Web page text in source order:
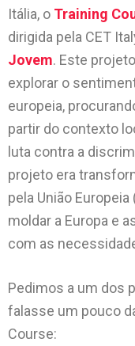
Itália, o Training
dirigida pela CET
Jovem. Este
explorar o
europeia,
partir do contexto
luta contra a
projeto era
pela União
moldar a Europa e
com as
Pedimos a um dos
falasse um pouco
Course: